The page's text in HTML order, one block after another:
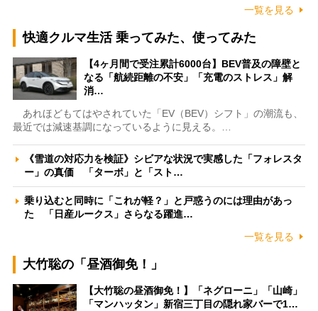
一覧を見る
快適クルマ生活 乗ってみた、使ってみた
【4ヶ月間で受注累計6000台】BEV普及の障壁と
なる「航続距離の不安」「充電のストレス」解
消…
あれほどもてはやされていた「EV（BEV）シフト」の潮流も、
最近では減速基調になっているように見える。…
《雪道の対応力を検証》シビアな状況で実感した「フォレスタ
ー」の真価 「ターボ」と「スト…
乗り込むと同時に「これが軽？」と戸惑うのには理由があっ
た 「日産ルークス」さらなる躍進…
一覧を見る
大竹聡の「昼酒御免！」
【大竹聡の昼酒御免！】「ネグローニ」「山崎」
「マンハッタン」新宿三丁目の隠れ家バーで1…